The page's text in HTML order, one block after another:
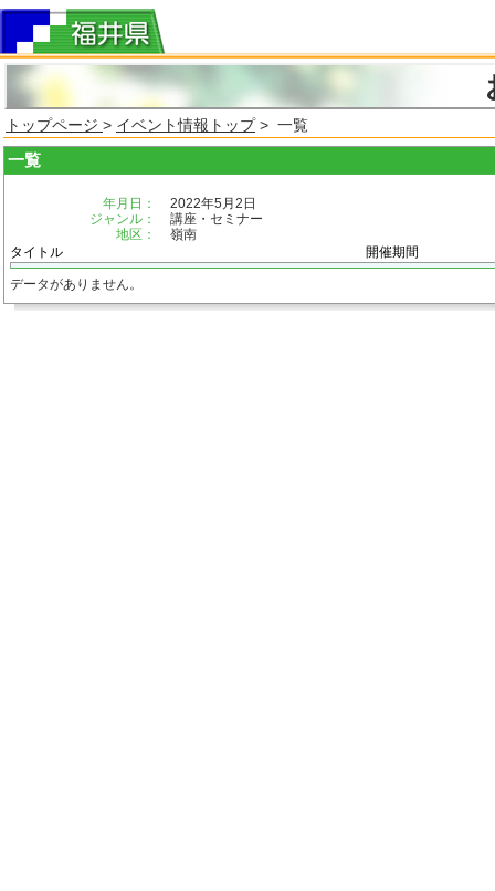
トップページ > イベント情報トップ> 一覧
一覧
年月日：
2022年5月2日
ジャンル：
講座・セミナー
地区：
嶺南
タイトル
開催期間
データがありません。